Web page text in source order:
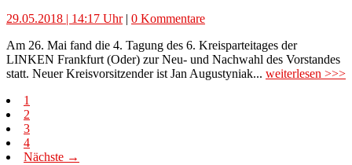
29.05.2018 | 14:17 Uhr| 0 Kommentare
Am 26. Mai fand die 4. Tagung des 6. Kreisparteitages der
LINKEN Frankfurt (Oder) zur Neu- und Nachwahl des Vorstandes
statt. Neuer Kreisvorsitzender ist Jan Augustyniak... weiterlesen >>>
1
2
3
4
Nächste →